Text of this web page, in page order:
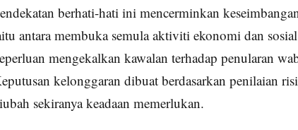
berhati-hati ini mencerminkan
antara membuka semula aktiviti ekonomi dan
mengekalkan kawalan terhadap penularan
kelonggaran dibuat berdasarkan penilaian
sekiranya keadaan memerlukan.